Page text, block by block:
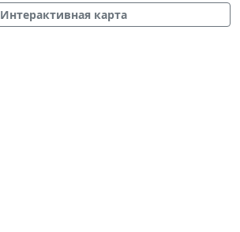
Интерактивная карта